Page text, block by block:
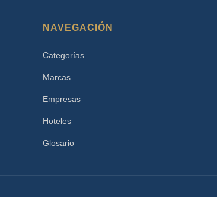
NAVEGACIÓN
Categorías
Marcas
Empresas
Hoteles
Glosario